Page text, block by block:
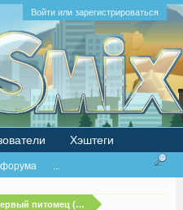
Войти или зарегистрироваться
питомец (My First Pet Stuff) -
...
Хэштеги